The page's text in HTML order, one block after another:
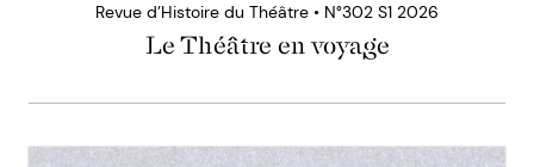
Revue d’Histoire du Théâtre • N°302 S1 2026
Le Théâtre en voyage